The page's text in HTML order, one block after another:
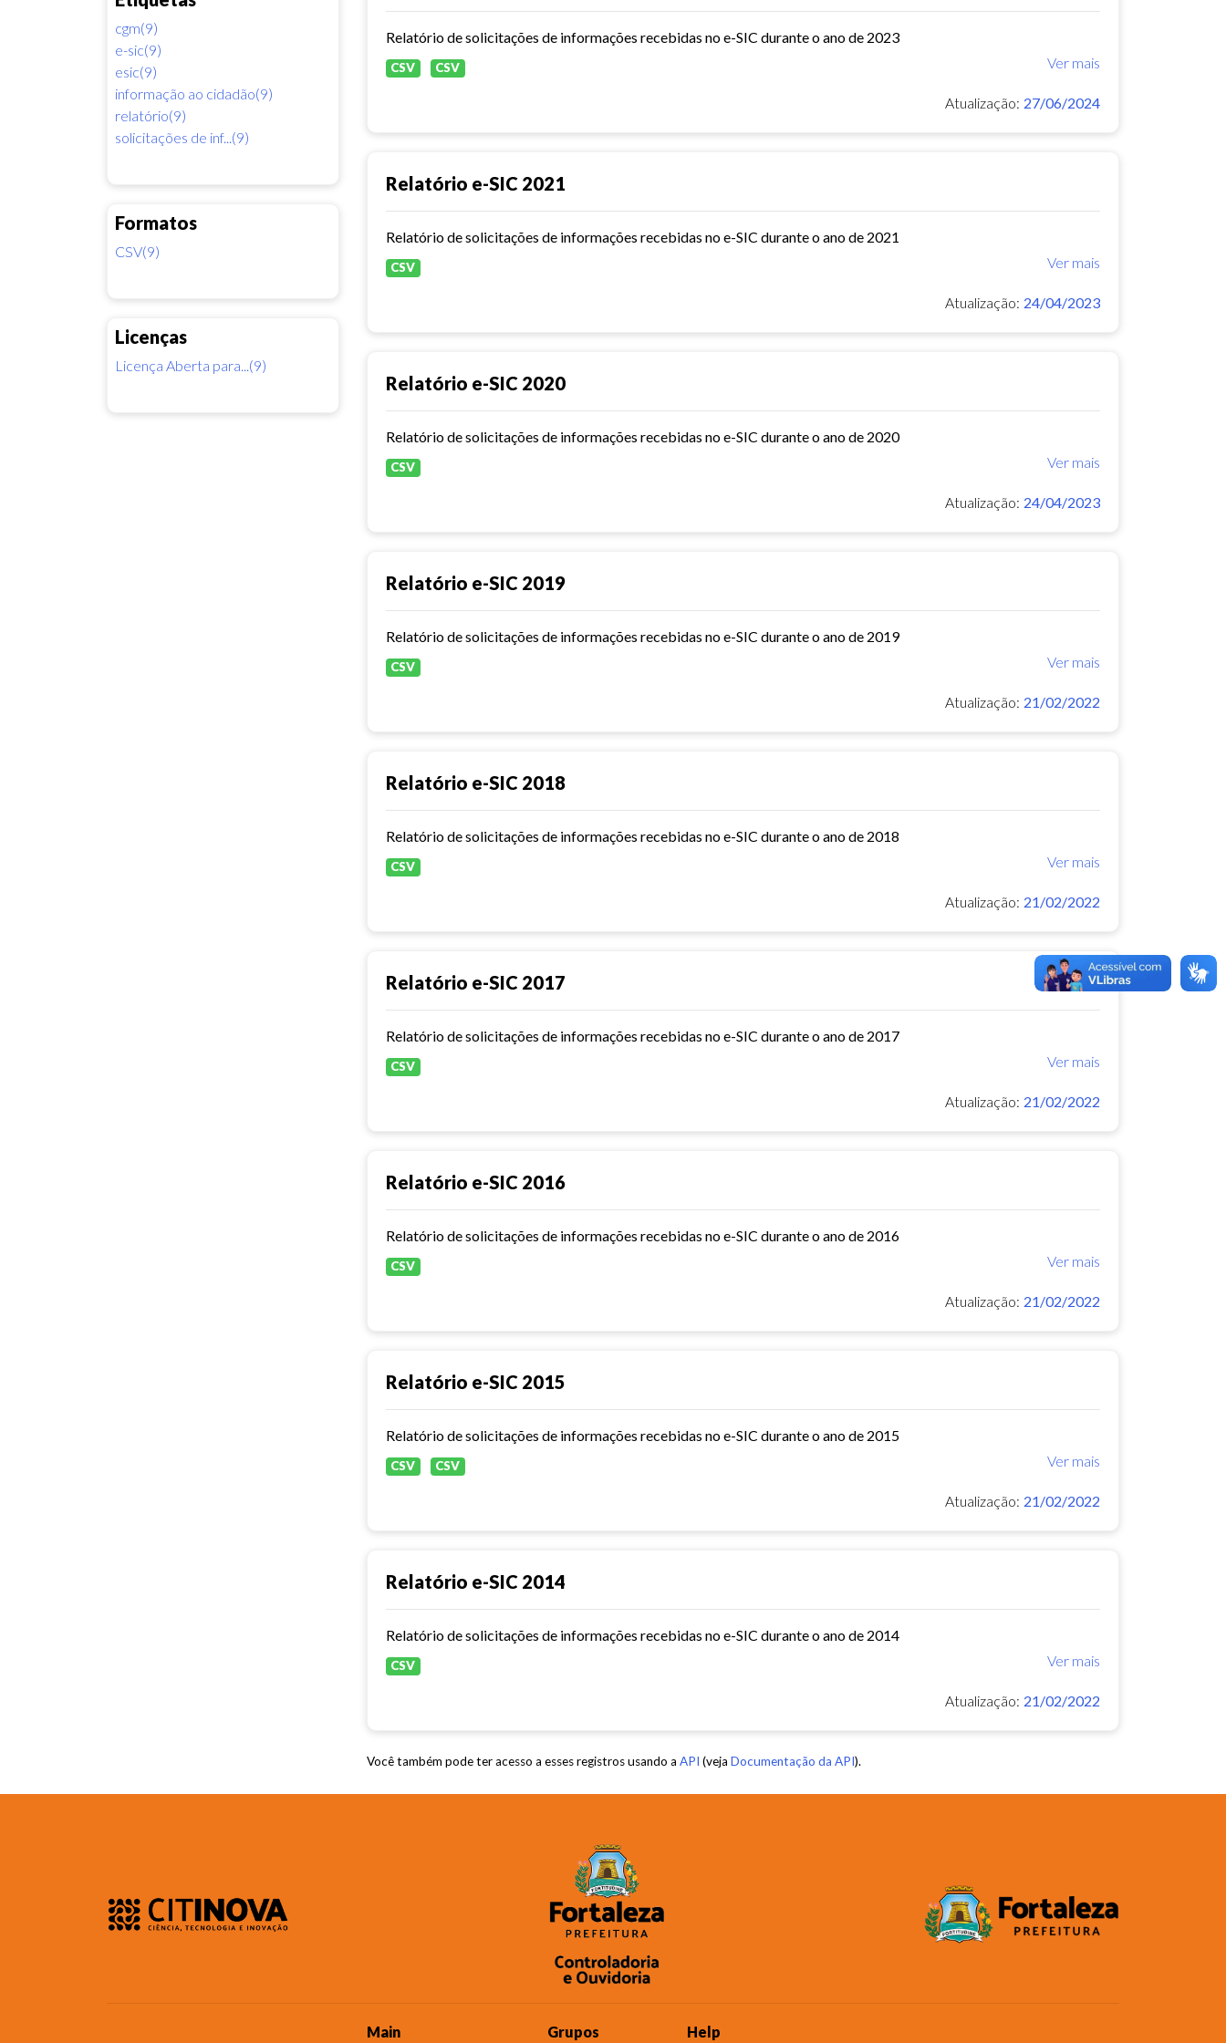
cgm(9)
e-sic(9)
esic(9)
informação ao cidadão(9)
relatório(9)
solicitações de inf...(9)
Formatos
CSV(9)
Licenças
Licença Aberta para...(9)
Relatório de solicitações de informações recebidas no e-SIC durante o ano de 2023
Ver mais
CSV CSV
Atualização: 27/06/2024
Relatório e-SIC 2021
Relatório de solicitações de informações recebidas no e-SIC durante o ano de 2021
Ver mais
CSV
Atualização: 24/04/2023
Relatório e-SIC 2020
Relatório de solicitações de informações recebidas no e-SIC durante o ano de 2020
Ver mais
CSV
Atualização: 24/04/2023
Relatório e-SIC 2019
Relatório de solicitações de informações recebidas no e-SIC durante o ano de 2019
Ver mais
CSV
Atualização: 21/02/2022
Relatório e-SIC 2018
Relatório de solicitações de informações recebidas no e-SIC durante o ano de 2018
Ver mais
CSV
Atualização: 21/02/2022
Relatório e-SIC 2017
Relatório de solicitações de informações recebidas no e-SIC durante o ano de 2017
Ver mais
CSV
Atualização: 21/02/2022
Relatório e-SIC 2016
Relatório de solicitações de informações recebidas no e-SIC durante o ano de 2016
Ver mais
CSV
Atualização: 21/02/2022
Relatório e-SIC 2015
Relatório de solicitações de informações recebidas no e-SIC durante o ano de 2015
Ver mais
CSV CSV
Atualização: 21/02/2022
Relatório e-SIC 2014
Relatório de solicitações de informações recebidas no e-SIC durante o ano de 2014
Ver mais
CSV
Atualização: 21/02/2022
Você também pode ter acesso a esses registros usando a API (veja Documentação da API).
Main Grupos Help